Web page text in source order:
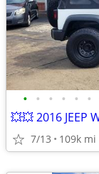
• • • • • •
7/13 109k mi